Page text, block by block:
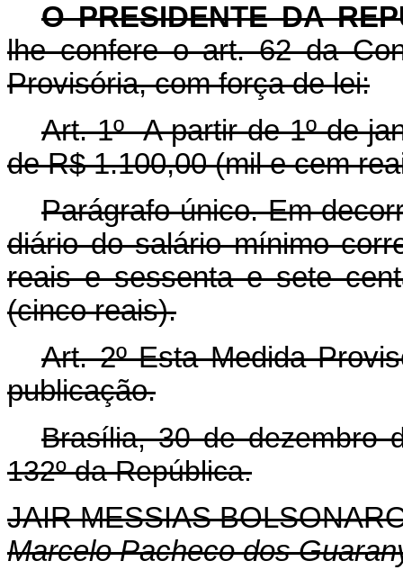
O PRESIDENTE DA
lhe confere o art. 62 da
Provisória, com força de lei:
Art. 1º A partir de 1º de
de R$ 1.100,00 (mil e cem
Parágrafo único. Em
diário do salário mínimo
reais e sessenta e sete
(cinco reais).
Art. 2º Esta Medida
publicação.
Brasília, 30 de dezembro
132º da República.
JAIR MESSIAS
Marcelo Pacheco dos